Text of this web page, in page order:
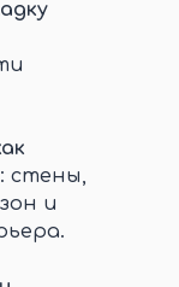
: стены,
и